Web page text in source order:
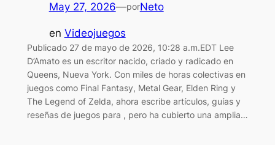
May 27, 2026—porNeto
en Videojuegos
Publicado 27 de mayo de 2026, 10:28 a.m.EDT Lee
D’Amato es un escritor nacido, criado y radicado en
Queens, Nueva York. Con miles de horas colectivas en
juegos como Final Fantasy, Metal Gear, Elden Ring y
The Legend of Zelda, ahora escribe artículos, guías y
reseñas de juegos para , pero ha cubierto una amplia…